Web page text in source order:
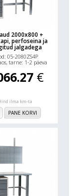
2000x800 +
perfoseina ja
jalgadega
05-2080ZS4P
tarne: 1-2 päeva
€
ilma km-ta
PANE KORVI